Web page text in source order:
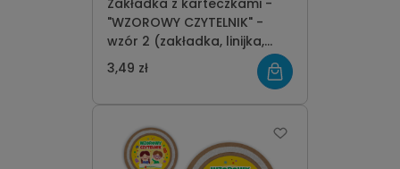
Zakładka z karteczkami -
"WZOROWY CZYTELNIK" -
wzór 2 (zakładka, linijka,
karteczki)
3,49 zł